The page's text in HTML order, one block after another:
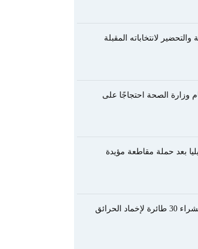
لانتخاباته المقبلة
وزارة الصحة احتجاجًا على
بعد حملة مقاطعة مؤيدة